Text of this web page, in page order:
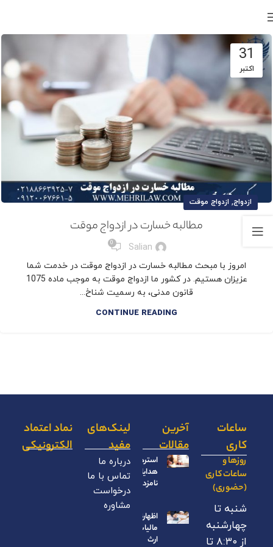
31
اکتبر
ازدواج, ازدواج موقت
مطالبه خسارت در ازدواج موقت
Salian
0
امروز با مبحث مطالبه خسارت در ازدواج موقت در خدمت شما
عزیزان هستیم. در کشور ما ازدواج موقت به موجب ماده 1075
قانون مدنی، به رسمیت شناخ...
CONTINUE READING
ساعات
کاری
روزها و
ساعات کاری
(حضوری)
شنبه تا
چهارشنبه
از ۸:۳۰ تا
آخرین
مقالات
استرداد
هدایای
نامزدی
اظهارنامه
مالیات بر
ارث
لینک‌های
مفید
درباره ما
تماس با ما
درخواست
مشاوره
نماد اعتماد
الکترونیکی